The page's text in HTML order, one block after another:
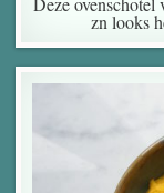
zn looks